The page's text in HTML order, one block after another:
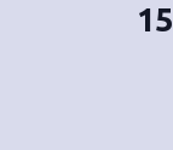
15